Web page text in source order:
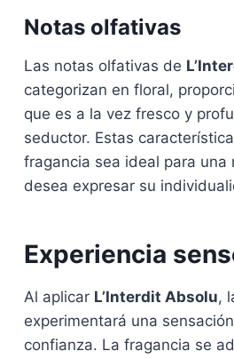
Notas olfativas
Las notas olfativas de
categorizan en floral,
que es a la vez fresco y
seductor. Estas
fragancia sea ideal para una
desea expresar su
Experiencia
Al aplicar L’Interdit Absolu,
experimentará una
confianza. La fragancia se